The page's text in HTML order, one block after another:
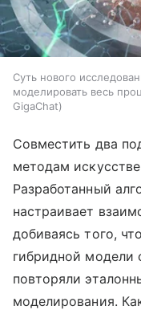
Суть нового
моделировать весь
GigaChat
Совместить два
методам
Разработанный
настраивает
добиваясь того,
гибридной модели
повторяли
моделирования.